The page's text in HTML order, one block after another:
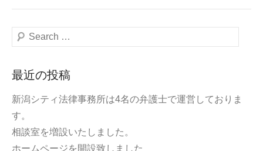
検
最近の投稿
新潟シティ法律事務所は4名の弁護士で運営しておりま
す。
相談室を増設いたしました。
ホームページを開設致しました